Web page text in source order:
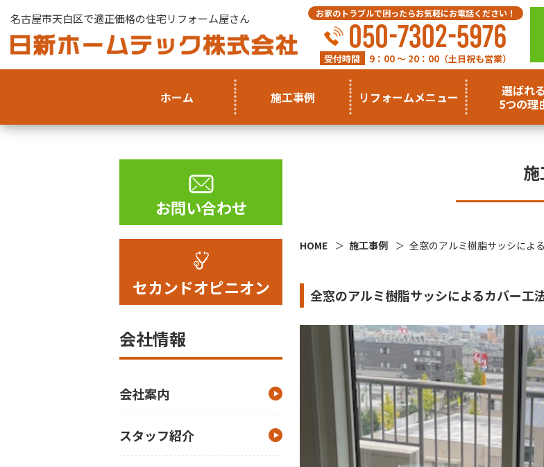
名古屋市天白区で適正価格の住宅リフォーム屋さん お家のトラブルで困ったらお気軽にお電話ください！
050-7302-5976
受付時間 9：00 ～ 20：00（土日祝も営業）
ホーム 施工事例 リフォームメニュー
選ばれる
5つの理
HOME 施工事例 全窓のアルミ樹脂サッシによ
全窓のアルミ樹脂サッシによるカバー工
お問い合わせ
セカンドオピニオン
会社情報
会社案内
スタッフ紹介